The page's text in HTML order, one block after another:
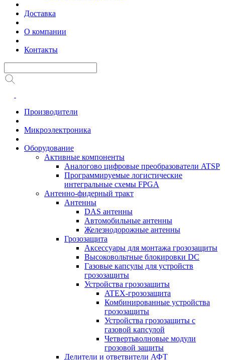
Доставка
О компании
Контакты
Производители
Микроэлектроника
Оборудование
Активные компоненты
Аналогово цифровые преобразователи ATSP
Программируемые логистические
интегральные схемы FPGA
Антенно-фидерный тракт
Антенны
DAS антенны
Автомобильные антенны
Железнодорожные антенны
Грозозащита
Аксессуары для монтажа грозозащиты
Высоковольтные блокировки DC
Газовые капсулы для устройств
грозозащиты
Устройства грозозащиты
ATEX-грозозащита
Комбинированные устройства
грозозащиты
Устройства грозозащиты с
газовой капсулой
Четвертьволновые модули
грозовой защиты
Делители и ответвители АФТ